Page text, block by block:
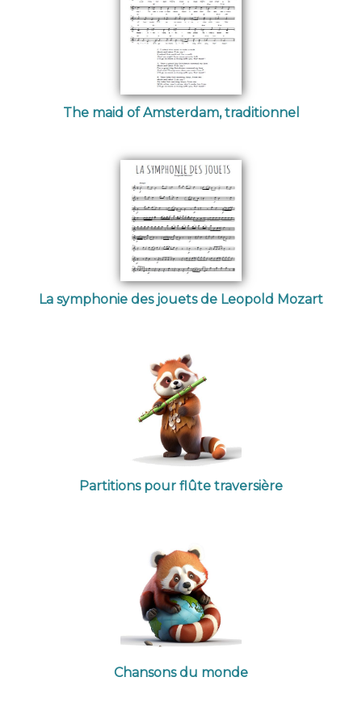
The maid of Amsterdam, traditionnel
La symphonie des jouets de Leopold Mozart
Partitions pour flûte traversière
Chansons du monde